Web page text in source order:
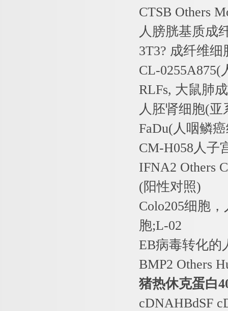
CTSB Others
人膀胱基质成
3T3? 成纤维细
CL-0255A875(
RLFs, 大鼠肺
人胚肾细胞(亚
FaDu(人咽鳞
CM-H058人子
IFNA2 Others
(阳性对照)
Colo205细胞，
胞;L-02
EB病毒转化的
BMP2 Others
猪热休克蛋白
cDNAHBdSF